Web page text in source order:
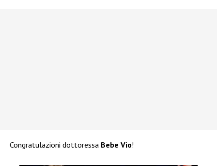
Congratulazioni dottoressa Bebe Vio!